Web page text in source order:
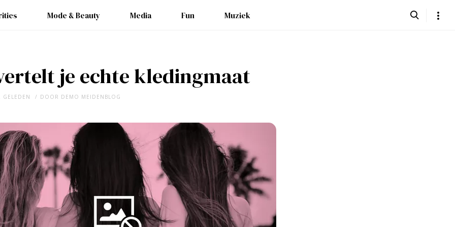
Mode & Beauty Media Fun Muziek
je echte kledingmaat
GELEDEN DOOR DEMO MEIDENBLOG